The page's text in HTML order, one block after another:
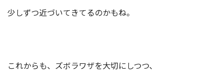
少しずつ近づいてきてるのかもね。
これからも、ズボラワザを大切にしつつ、